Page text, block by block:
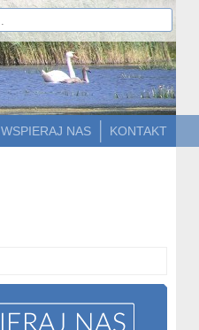
KONTAKT
WSPIERAJ NAS